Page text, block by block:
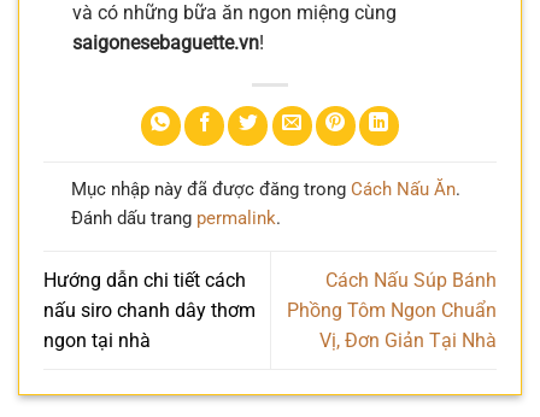
và có những bữa ăn ngon miệng cùng
saigonesebaguette.vn!
Mục nhập này đã được đăng trong Cách Nấu Ăn.
Đánh dấu trang permalink.
Hướng dẫn chi tiết cách
nấu siro chanh dây thơm
ngon tại nhà
Cách Nấu Súp Bánh
Phồng Tôm Ngon Chuẩn
Vị, Đơn Giản Tại Nhà